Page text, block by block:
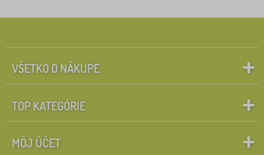
VŠETKO O NÁKUPE
TOP KATEGÓRIE
MÔJ ÚČET